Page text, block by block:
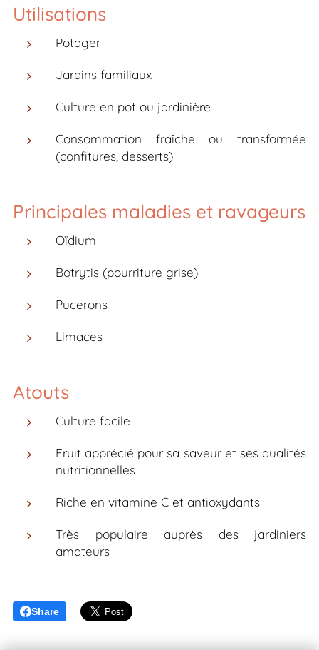
Utilisations
Potager
Jardins familiaux
Culture en pot ou jardinière
Consommation fraîche ou transformée
(confitures, desserts)
Principales maladies et ravageurs
Oïdium
Botrytis (pourriture grise)
Pucerons
Limaces
Atouts
Culture facile
Fruit apprécié pour sa saveur et ses qualités
nutritionnelles
Riche en vitamine C et antioxydants
Très populaire auprès des jardiniers
amateurs
Share